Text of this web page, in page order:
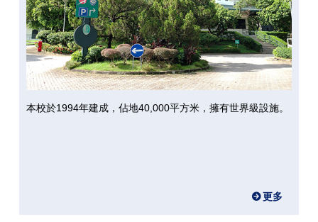
本校於1994年建成，佔地40,000平方米，擁有世界級設施。
更多